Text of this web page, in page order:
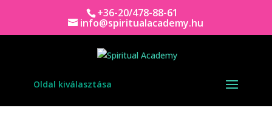
+36-20/478-88-61
info@spiritualacademy.hu
Oldal kiválasztása